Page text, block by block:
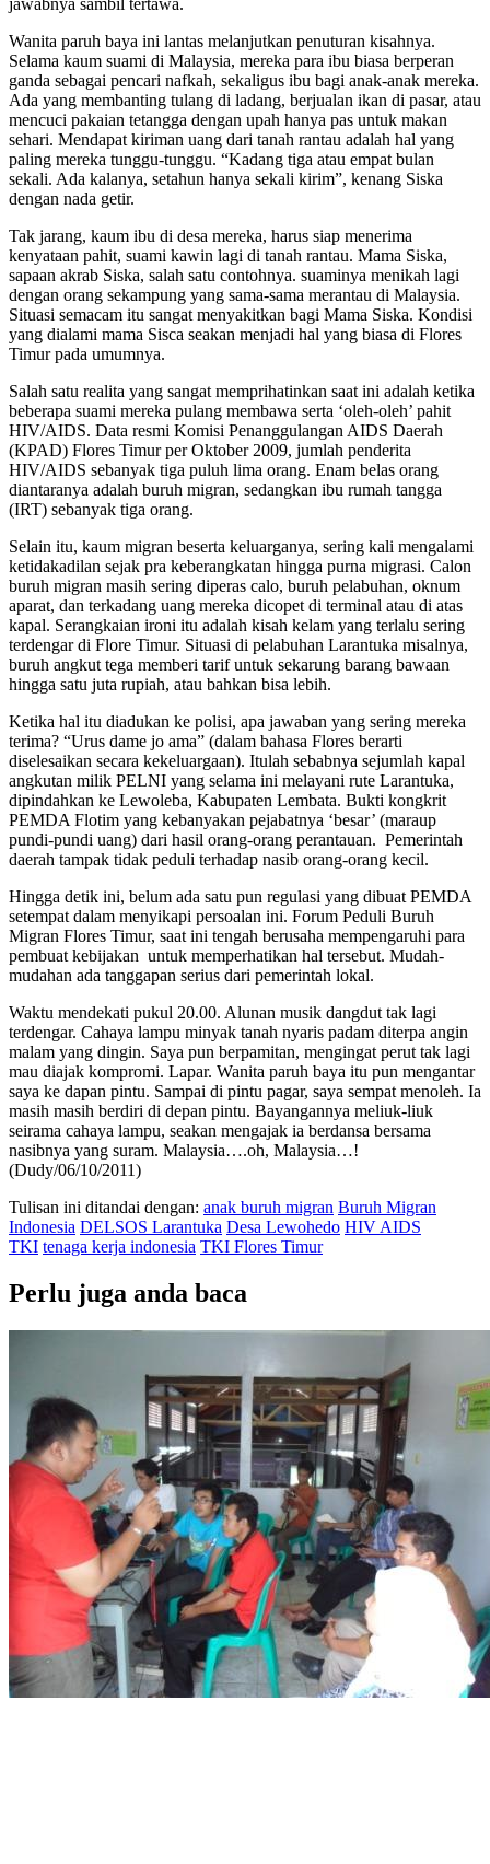
Wanita paruh baya ini lantas melanjutkan penuturan kisahnya.
Selama kaum suami di Malaysia, mereka para ibu biasa berperan
ganda sebagai pencari nafkah, sekaligus ibu bagi anak-anak mereka.
Ada yang membanting tulang di ladang, berjualan ikan di pasar, atau
mencuci pakaian tetangga dengan upah hanya pas untuk makan
sehari. Mendapat kiriman uang dari tanah rantau adalah hal yang
paling mereka tunggu-tunggu. “Kadang tiga atau empat bulan
sekali. Ada kalanya, setahun hanya sekali kirim”, kenang Siska
dengan nada getir.
Tak jarang, kaum ibu di desa mereka, harus siap menerima
kenyataan pahit, suami kawin lagi di tanah rantau. Mama Siska,
sapaan akrab Siska, salah satu contohnya. suaminya menikah lagi
dengan orang sekampung yang sama-sama merantau di Malaysia.
Situasi semacam itu sangat menyakitkan bagi Mama Siska. Kondisi
yang dialami mama Sisca seakan menjadi hal yang biasa di Flores
Timur pada umumnya.
Salah satu realita yang sangat memprihatinkan saat ini adalah ketika
beberapa suami mereka pulang membawa serta ‘oleh-oleh’ pahit
HIV/AIDS. Data resmi Komisi Penanggulangan AIDS Daerah
(KPAD) Flores Timur per Oktober 2009, jumlah penderita
HIV/AIDS sebanyak tiga puluh lima orang. Enam belas orang
diantaranya adalah buruh migran, sedangkan ibu rumah tangga
(IRT) sebanyak tiga orang.
Selain itu, kaum migran beserta keluarganya, sering kali mengalami
ketidakadilan sejak pra keberangkatan hingga purna migrasi. Calon
buruh migran masih sering diperas calo, buruh pelabuhan, oknum
aparat, dan terkadang uang mereka dicopet di terminal atau di atas
kapal. Serangkaian ironi itu adalah kisah kelam yang terlalu sering
terdengar di Flore Timur. Situasi di pelabuhan Larantuka misalnya,
buruh angkut tega memberi tarif untuk sekarung barang bawaan
hingga satu juta rupiah, atau bahkan bisa lebih.
Ketika hal itu diadukan ke polisi, apa jawaban yang sering mereka
terima? “Urus dame jo ama” (dalam bahasa Flores berarti
diselesaikan secara kekeluargaan). Itulah sebabnya sejumlah kapal
angkutan milik PELNI yang selama ini melayani rute Larantuka,
dipindahkan ke Lewoleba, Kabupaten Lembata. Bukti kongkrit
PEMDA Flotim yang kebanyakan pejabatnya ‘besar’ (maraup
pundi-pundi uang) dari hasil orang-orang perantauan. Pemerintah
daerah tampak tidak peduli terhadap nasib orang-orang kecil.
Hingga detik ini, belum ada satu pun regulasi yang dibuat PEMDA
setempat dalam menyikapi persoalan ini. Forum Peduli Buruh
Migran Flores Timur, saat ini tengah berusaha mempengaruhi para
pembuat kebijakan untuk memperhatikan hal tersebut. Mudah-
mudahan ada tanggapan serius dari pemerintah lokal.
Waktu mendekati pukul 20.00. Alunan musik dangdut tak lagi
terdengar. Cahaya lampu minyak tanah nyaris padam diterpa angin
malam yang dingin. Saya pun berpamitan, mengingat perut tak lagi
mau diajak kompromi. Lapar. Wanita paruh baya itu pun mengantar
saya ke dapan pintu. Sampai di pintu pagar, saya sempat menoleh. Ia
masih masih berdiri di depan pintu. Bayangannya meliuk-liuk
seirama cahaya lampu, seakan mengajak ia berdansa bersama
nasibnya yang suram. Malaysia….oh, Malaysia…!
(Dudy/06/10/2011)
Tulisan ini ditandai dengan: anak buruh migran Buruh Migran
Indonesia DELSOS Larantuka Desa Lewohedo HIV AIDS
TKI tenaga kerja indonesia TKI Flores Timur
Perlu juga anda baca